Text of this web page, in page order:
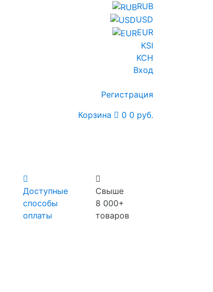
RUB
USD
EUR
KSI
KCH
Вход
Регистрация
Корзина 0 0 руб.
Доступные
способы
оплаты
Свыше
8 000+
товаров